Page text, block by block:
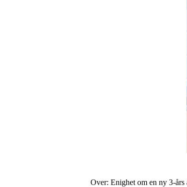
Over: Enighet om en ny 3-års